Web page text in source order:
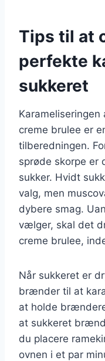
Tips til at
perfekte
sukkeret
creme brulee er
tilberedningen.
sprøde skorpe er
sukker. Hvidt
valg, men
dybere smag.
vælger, skal det
creme brulee,
Når sukkeret er
brænder til at
at holde
at sukkeret
du placere
ovnen i et par